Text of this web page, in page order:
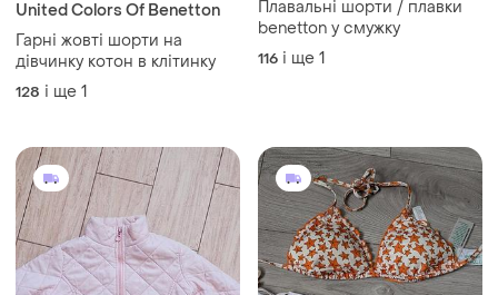
United Colors Of Benetton
Гарні жовті шорти на
дівчинку котон в клітинку
128 і ще 1
Плавальні шорти / плавки
benetton у смужку
116 і ще 1